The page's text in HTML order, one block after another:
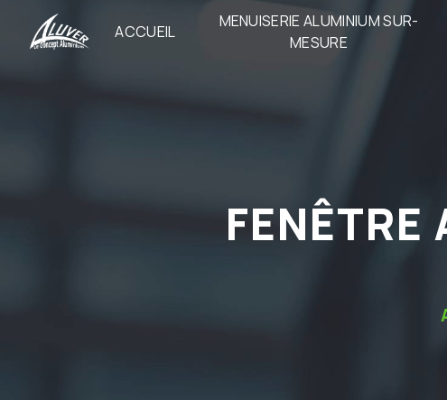
ACCUEIL
MENUISERIE ALUMINIUM SUR-
MESURE
FENÊTRE ALU SAINT-LAURENT-DE-
Panneau de gestion des cookies